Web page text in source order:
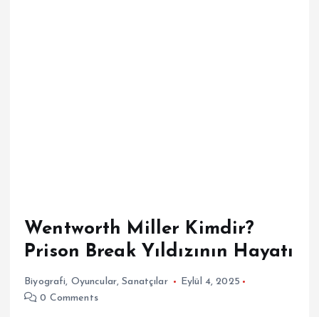
Wentworth Miller Kimdir?
Prison Break Yıldızının Hayatı
Biyografi, Oyuncular,Sanatçılar
Eylül 4, 2025
0 Comments